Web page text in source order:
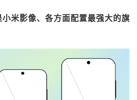
小米影像、各方面配置最强大的旗